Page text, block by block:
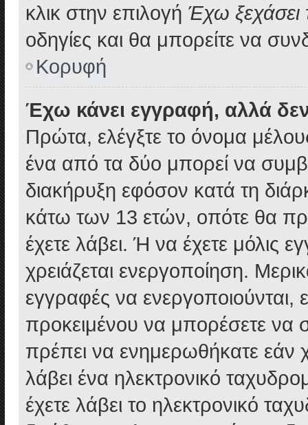
κλικ στην επιλογή Έχω ξεχάσει
οδηγίες και θα μπορείτε να
Κορυφή
Έχω κάνει εγγραφή, αλλά
Πρώτα, ελέγξτε το όνομα
ένα από τα δύο μπορεί να
διακήρυξη εφόσον κατά τη
κάτω των 13 ετών, οπότε θα
έχετε λάβει. Ή να έχετε μόλις
χρειάζεται ενεργοποίηση.
εγγραφές να ενεργοποιούνται,
προκειμένου να μπορέσετε να
πρέπει να ενημερωθήκατε εάν
λάβει ένα ηλεκτρονικό
έχετε λάβει το ηλεκτρονικό